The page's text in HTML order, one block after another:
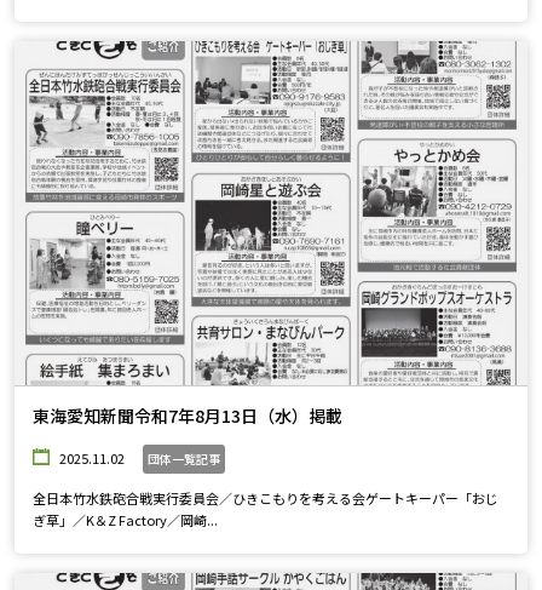
東海愛知新聞令和7年8月13日（水）掲載
2025.11.02 団体一覧記事
全日本竹水鉄砲合戦実行委員会／ひきこもりを考える会ゲートキーパー「おじ
ぎ草」／K＆Z Factory／岡崎...